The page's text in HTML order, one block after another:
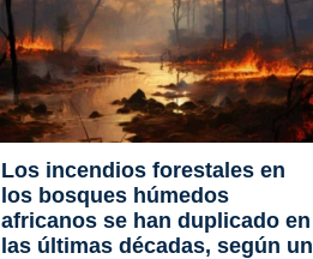
Los incendios forestales en
los bosques húmedos
africanos se han duplicado en
las últimas décadas, según un